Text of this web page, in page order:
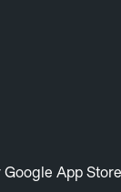
App